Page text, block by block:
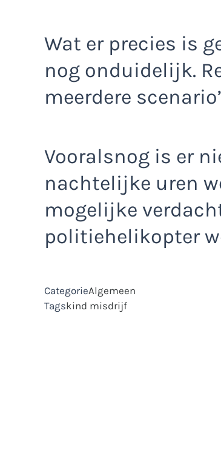
Wat er precies is
nog onduidelijk.
meerdere
Vooralsnog is er
nachtelijke uren
mogelijke
politiehelikopter
CategorieAlgemeen
Tagskind misdrijf